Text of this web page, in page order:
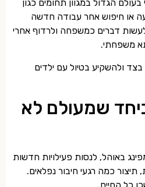
הגדול במגוון תחומים כגון
או חיפוש אחר עבודה חדשה
דברים כמשפחה ולרדוף אחרי
משפחתי.
בצד ולהשקיע בטיול עם ילדים
שמעולם לא
באוהל, לנסות פעילויות חדשות
כמה רגעי חיבור נפלאים.